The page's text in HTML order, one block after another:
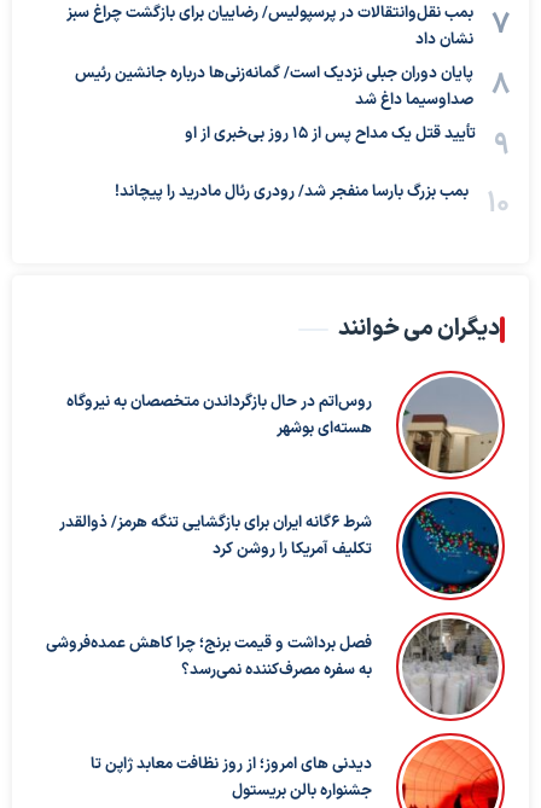
بمب نقل‌وانتقالات در پرسپولیس/ رضاییان برای بازگشت چراغ سبز
نشان داد
پایان دوران جبلی نزدیک است/ گمانه‌زنی‌ها درباره جانشین رئیس
صداوسیما داغ شد
تأیید قتل یک مداح پس از ۱۵ روز بی‌خبری از او
بمب بزرگ بارسا منفجر شد/ رودری رئال مادرید را پیچاند!
دیگران می خوانند
روس‌اتم در حال بازگرداندن متخصصان به نیروگاه
هسته‌ای بوشهر
شرط ۶گانه ایران برای بازگشایی تنگه هرمز/ ذوالقدر
تکلیف آمریکا را روشن کرد
فصل برداشت و قیمت برنج؛ چرا کاهش عمده‌فروشی
به سفره مصرف‌کننده نمی‌رسد؟
دیدنی های امروز؛ از روز نظافت معابد ژاپن تا
جشنواره بالن بریستول